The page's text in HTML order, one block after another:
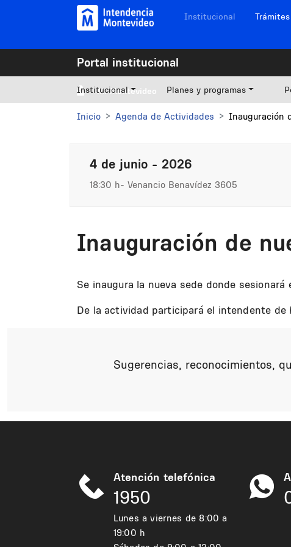
Pasar al contenido principal Navegación sitios
Institucional Trámites
Portal institucional
Mi Montevideo
Institucional Planes y programas
Inicio Agenda de Actividades Inauguración
4 de junio - 2026
18:30 h Venancio Benavídez 3605
Inauguración de
Se inaugura la nueva sede donde sesionará
De la actividad participará el intendente de
Sugerencias, reconocimientos,
Atención telefónica
1950
Lunes a viernes de 8:00 a
19:00 h